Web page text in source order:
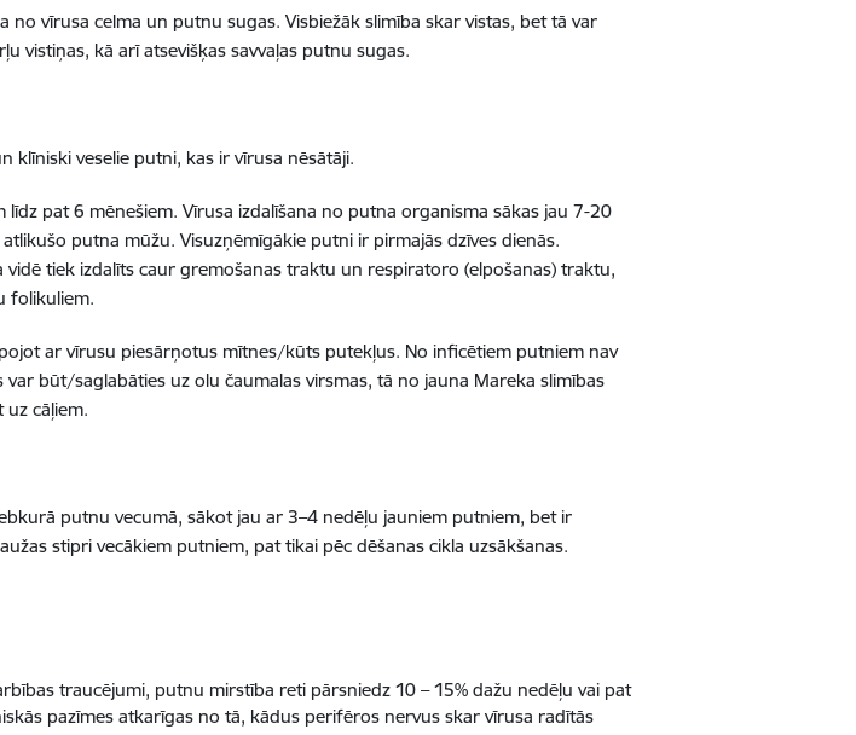
vīrusa celma un putnu sugas. Visbiežāk slimība skar vistas, bet tā var
vistiņas, kā arī atsevišķas savvaļas putnu sugas.
klīniski veselie putni, kas ir vīrusa nēsātāji.
pat 6 mēnešiem. Vīrusa izdalīšana no putna organisma sākas jau 7-20
putna mūžu. Visuzņēmīgākie putni ir pirmajās dzīves dienās.
tiek izdalīts caur gremošanas traktu un respiratoro (elpošanas) traktu,
folikuliem.
ar vīrusu piesārņotus mītnes/kūts putekļus. No inficētiem putniem nav
var būt/saglabāties uz olu čaumalas virsmas, tā no jauna Mareka slimības
cāļiem.
putnu vecumā, sākot jau ar 3–4 nedēļu jauniem putniem, bet ir
stipri vecākiem putniem, pat tikai pēc dēšanas cikla uzsākšanas.
traucējumi, putnu mirstība reti pārsniedz 10 – 15% dažu nedēļu vai pat
pazīmes atkarīgas no tā, kādus perifēros nervus skar vīrusa radītās